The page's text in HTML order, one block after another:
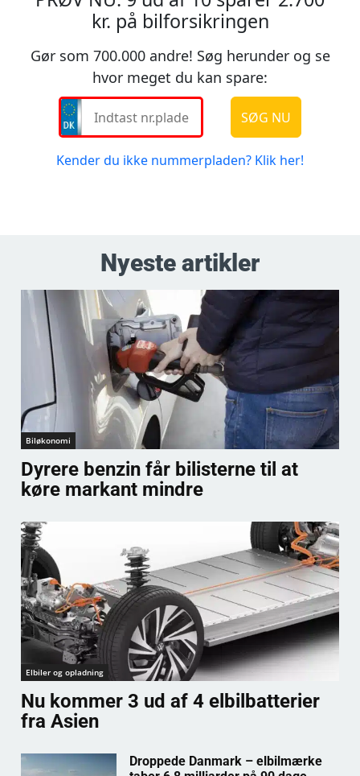
Nyeste artikler
Biløkonomi
Dyrere benzin får bilisterne til at
køre markant mindre
Elbiler og opladning
Nu kommer 3 ud af 4 elbilbatterier
fra Asien
Droppede Danmark – elbilmærke